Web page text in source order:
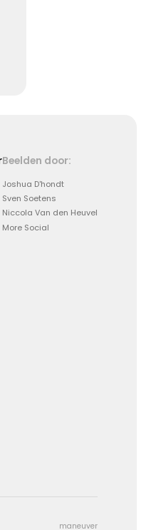
Beelden door:
Joshua D'hondt
Sven Soetens
Niccola Van den Heuvel
More Social
maneuver